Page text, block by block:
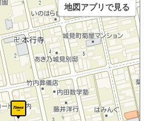
地図アプリで見る